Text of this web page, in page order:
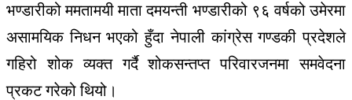
भण्डारीको ममतामयी माता दमयन्ती भण्डारीको ९६ वर्षको उमेरमा
असामयिक निधन भएको हुँदा नेपाली कांग्रेस गण्डकी प्रदेशले
गहिरो शोक व्यक्त गर्दै शोकसन्तप्त परिवारजनमा समवेदना
प्रकट गरेको थियो।